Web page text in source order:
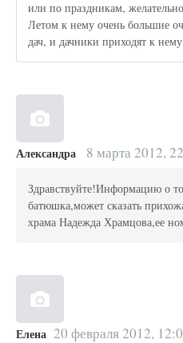
или по праздникам,
Летом к нему очень большие
дач, и дачники приходят к
Александра 8 марта 2012,
Здравствуйте!Информацию о
батюшка,может сказать
храма Надежда Храмцова,ее
Елена 20 февраля 2012,